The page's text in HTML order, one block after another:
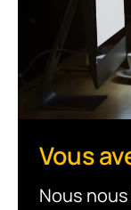
Vous
Nous